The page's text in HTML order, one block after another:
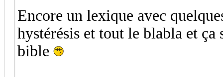
Encore un lexique avec
hystérésis et tout le blabla et
bible